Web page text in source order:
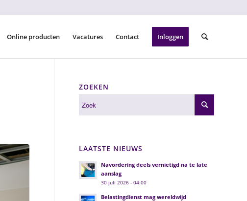
Online producten Vacatures Contact Inloggen
ZOEKEN
LAATSTE NIEUWS
Navordering deels vernietigd na te late
aanslag
30 juli 2026 - 04:00
Belastingdienst mag wereldwijd